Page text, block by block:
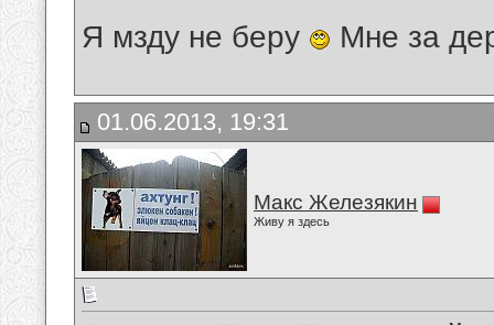
Я мзду не беру Мне за
01.06.2013, 19:31
Макс Железякин
Живу я здесь